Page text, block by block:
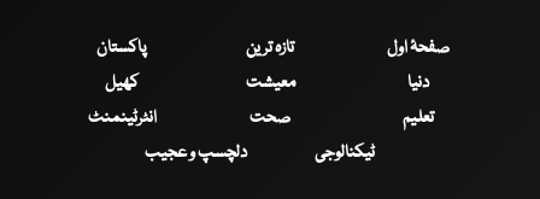
صفحۂ اول تازہ ترین
پاکستان
دنیا
معیشت
کھیل
تعلیم
صحت
انٹرٹینمنٹ
ٹیکنالوجی
دلچسپ و عجیب